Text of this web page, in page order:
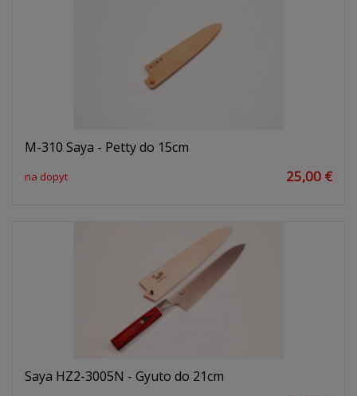
M-310 Saya - Petty do 15cm
na dopyt 25,00 €
Saya HZ2-3005N - Gyuto do 21cm